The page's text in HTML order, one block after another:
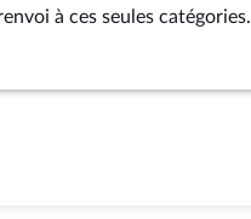
à ces seules catégories.